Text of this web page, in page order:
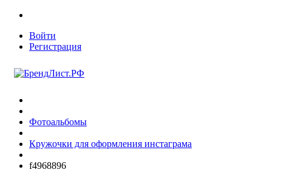
Войти
Регистрация
Фотоальбомы
Кружочки для оформления инстаграма
f4968896